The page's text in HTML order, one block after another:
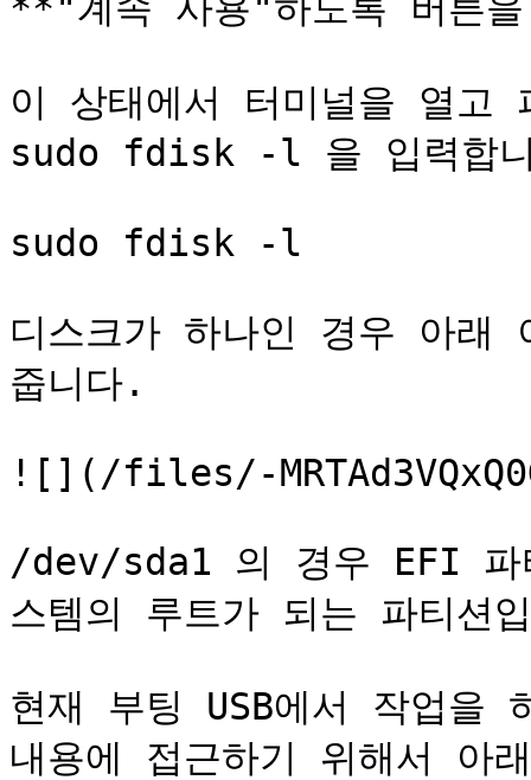
이 상태에서 터미널을 열고
sudo fdisk -l 을 입력합
sudo fdisk -l
디스크가 하나인 경우 아래
줍니다.
![](/files/-
/dev/sda1 의 경우 EFI 파
스템의 루트가 되는 파티션
현재 부팅 USB에서 작업을
내용에 접근하기 위해서 아